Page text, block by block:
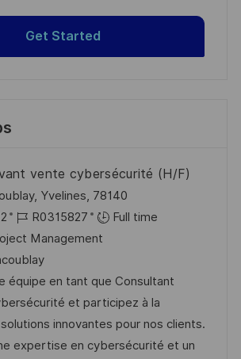
Get Started
vente cybersécurité (H/F)
Yvelines, 78140
J
o
b
I
d
R0315827
Full time
Management
équipe en tant que Consultant
et participez à la
innovantes pour nos clients.
expertise en cybersécurité et un